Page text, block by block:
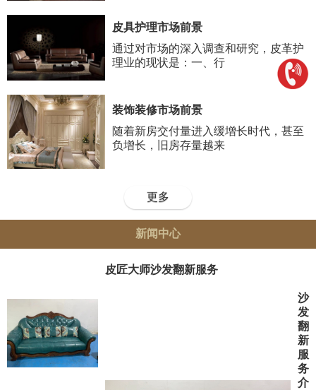
皮具护理市场前景
通过对市场的深入调查和研究，皮革护
理业的现状是：一、行
装饰装修市场前景
随着新房交付量进入缓增长时代，甚至
负增长，旧房存量越来
更多
新闻中心
皮匠大师沙发翻新服务
沙
发
翻
新
服
务
介